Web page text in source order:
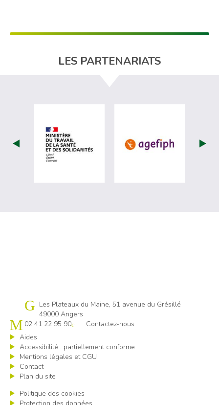
LES PARTENARIATS
visiter les site de Ministère du travail
visiter les
Cap emploi 49
Les Plateaux du Maine, 51 avenue du Grésillé
49000 Angers
02 41 22 95 90
Contactez-nous
Aides
Accessibilité : partiellement conforme
Mentions légales et CGU
Contact
Plan du site
Politique des cookies